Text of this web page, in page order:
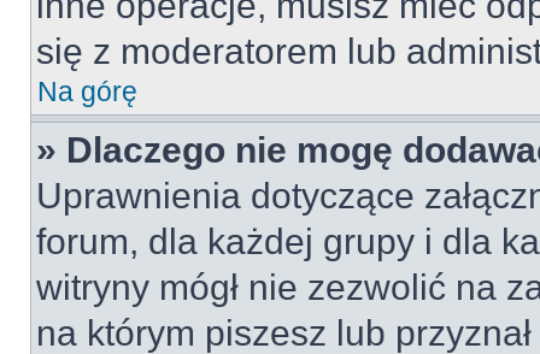
się z moderatorem lub
Na górę
» Dlaczego nie mogę
Uprawnienia dotyczące
forum, dla każdej grupy i dla
witryny mógł nie zezwolić na
na którym piszesz lub